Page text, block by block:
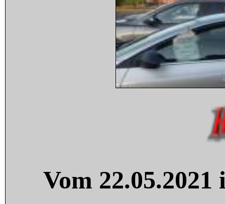
Vom